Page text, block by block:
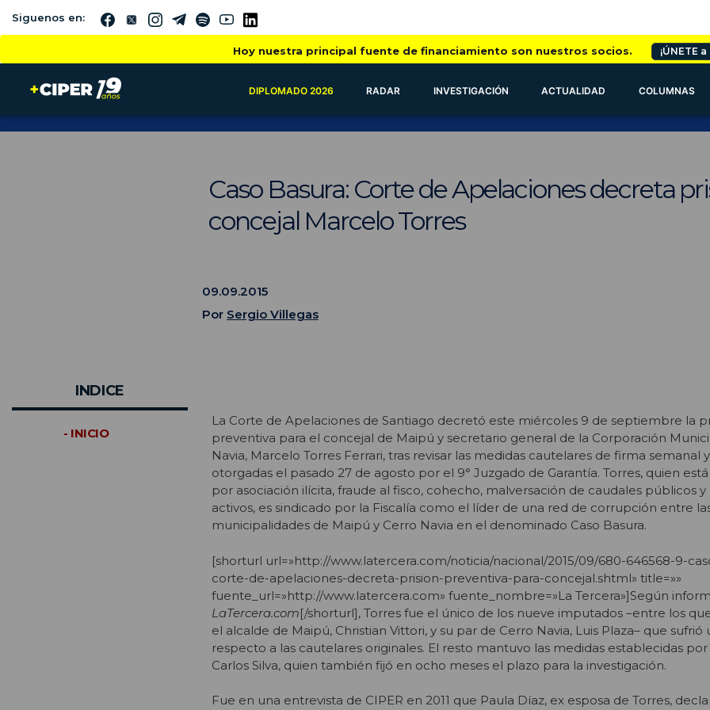
Siguenos en:
Hoy nuestra principal fuente de financiamiento son nuestros socios. ¡ÚNETE
DIPLOMADO 2026 RADAR INVESTIGACIÓN ACTUALIDAD COLUMNAS
Caso Basura: Corte de Apelaciones decreta
concejal Marcelo Torres
09.09.2015
Por Sergio Villegas
INDICE
- INICIO
La Corte de Apelaciones de Santiago decretó este miércoles 9 de septiembre la
preventiva para el concejal de Maipú y secretario general de la Corporación
Navia, Marcelo Torres Ferrari, tras revisar las medidas cautelares de firma semanal
otorgadas el pasado 27 de agosto por el 9° Juzgado de Garantía. Torres, quien
por asociación ilícita, fraude al fisco, cohecho, malversación de caudales públicos y
activos, es sindicado por la Fiscalía como el líder de una red de corrupción entre
municipalidades de Maipú y Cerro Navia en el denominado Caso Basura.
[shorturl url=»http://www.latercera.com/noticia/nacional/2015/09/680-646568-9-
corte-de-apelaciones-decreta-prision-preventiva-para-concejal.shtml» title=»»
fuente_url=»http://www.latercera.com» fuente_nombre=»La Tercera»]Según
LaTercera.com[/shorturl], Torres fue el único de los nueve imputados –entre los
el alcalde de Maipú, Christian Vittori, y su par de Cerro Navia, Luis Plaza– que sufrió
respecto a las cautelares originales. El resto mantuvo las medidas establecidas
Carlos Silva, quien también fijó en ocho meses el plazo para la investigación.
Fue en una entrevista de CIPER en 2011 que Paula Díaz, ex esposa de Torres,